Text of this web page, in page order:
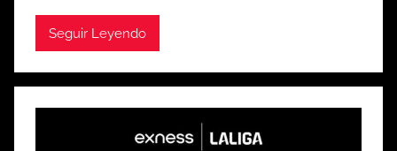
Seguir Leyendo